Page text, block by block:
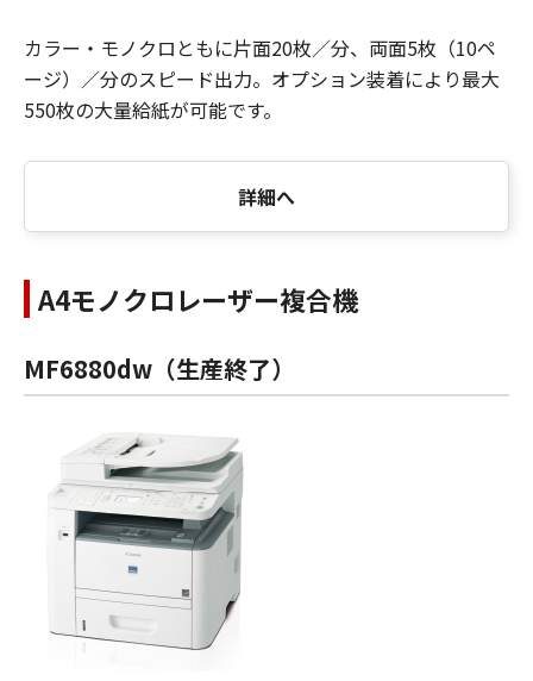
カラー・モノクロともに片面20枚／分、両面5枚（10ペ
ージ）／分のスピード出力。オプション装着により最大
550枚の大量給紙が可能です。
詳細へ
A4モノクロレーザー複合機
MF6880dw（生産終了）